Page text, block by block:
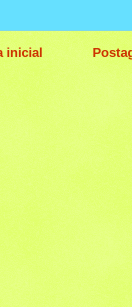
inicial